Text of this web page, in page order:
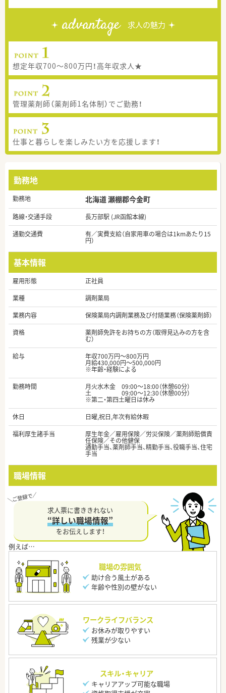
advantage 求人の魅力
想定年収700～800万円！高年収求人★
管理薬剤師（薬剤師1名体制）でご勤務！
仕事と暮らしを楽しみたい方を応援します！
勤務地
勤務地 北海道 瀬棚郡今金町
路線・交通手段
長万部駅 (JR函館本線)
通勤交通費
有／実費支給（自家用車の場合は1kmあたり15
円）
基本情報
雇用形態
正社員
業種
調剤薬局
業務内容
保険薬局内調剤業務及び付随業務（保険薬剤師）
資格
薬剤師免許をお持ちの方（取得見込みの方を含
む）
給与
年収700万円～800万円
月給430,000円～500,000円
※年齢・経験による
勤務時間
月火水木金 09:00～18:00（休憩60分）
土 09:00～12:30（休憩00分）
※第二・第四土曜日は休み
休日
日曜,祝日,年次有給休暇
福利厚生諸手当
厚生年金／雇用保険／労災保険／薬剤師賠償責
任保険／その他健保
通勤手当、薬剤師手当、精勤手当、役職手当、住宅
手当
職場情報
求人票に書ききれない
“詳しい職場情報”
をお伝えします！
職場の雰囲気
助け合う風土がある
年齢や性別の壁がない
ワークライフバランス
お休みが取りやすい
残業が少ない
スキル・キャリア
キャリアアップ可能な職場